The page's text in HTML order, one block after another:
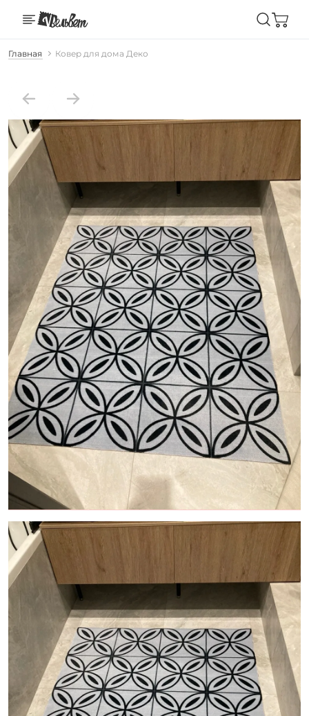
Главная Ковер для дома Деко